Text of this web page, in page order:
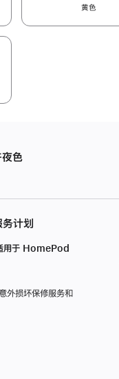
黄色
色
计划
用于 HomePod
外损坏保修服务和